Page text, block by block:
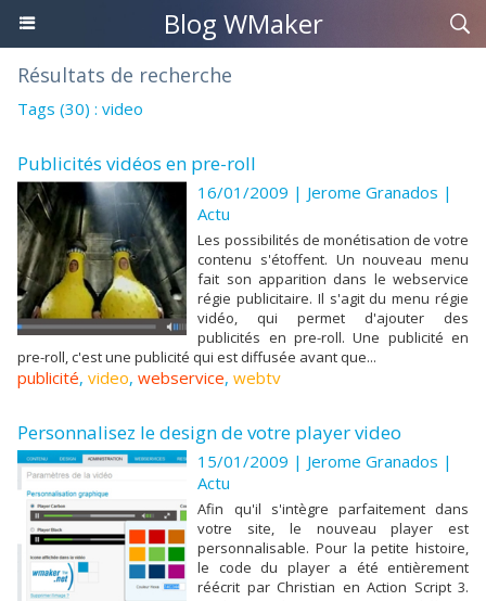
Blog WMaker
Résultats de recherche
Tags (30) : video
Publicités vidéos en pre-roll
16/01/2009 | Jerome Granados |
Actu
Les possibilités de monétisation de votre
contenu s'étoffent. Un nouveau menu
fait son apparition dans le webservice
régie publicitaire. Il s'agit du menu régie
vidéo, qui permet d'ajouter des
publicités en pre-roll. Une publicité en
pre-roll, c'est une publicité qui est diffusée avant que...
publicité, video, webservice, webtv
Personnalisez le design de votre player video
15/01/2009 | Jerome Granados |
Actu
Afin qu'il s'intègre parfaitement dans
votre site, le nouveau player est
personnalisable. Pour la petite histoire,
le code du player a été entièrement
réécrit par Christian en Action Script 3.